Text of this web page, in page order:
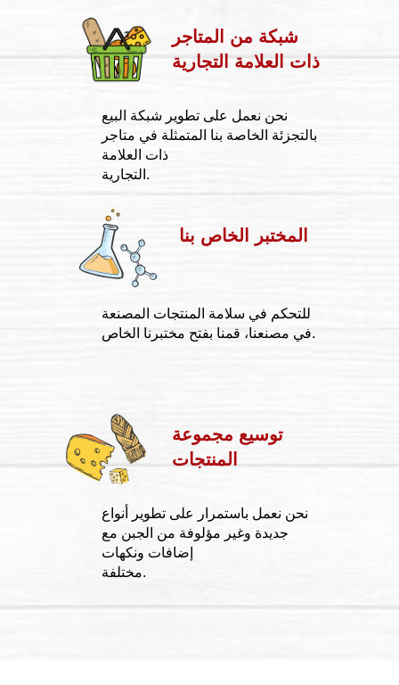
المختبر الخاص بنا
للتحكم في سلامة المنتجات المصنعة
في مصنعنا، قمنا بفتح مختبرنا الخاص.
شبكة من المتاجر
ذات العلامة التجارية
نحن نعمل على تطوير شبكة البيع
بالتجزئة الخاصة بنا المتمثلة في متاجر
ذات العلامة
التجارية.
توسيع مجموعة
المنتجات
نحن نعمل باستمرار على تطوير أنواع
جديدة وغير مؤلوفة من الجبن مع
إضافات ونكهات
مختلفة.